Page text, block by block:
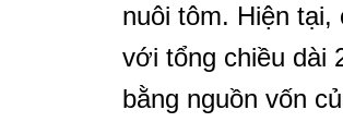
nuôi tôm. Hiện tại,
với tổng chiều dài
bằng nguồn vốn